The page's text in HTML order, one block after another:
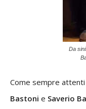
Da
Come sempre
Bastoni e Saverio